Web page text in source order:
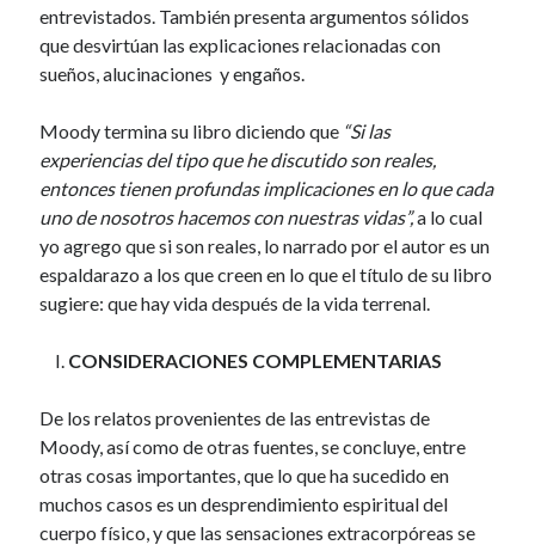
entrevistados. También presenta argumentos sólidos
que desvirtúan las explicaciones relacionadas con
sueños, alucinaciones y engaños.
Moody termina su libro diciendo que “Si las
experiencias del tipo que he discutido son reales,
entonces tienen profundas implicaciones en lo que cada
uno de nosotros hacemos con nuestras vidas”,a lo cual
yo agrego que si son reales, lo narrado por el autor es un
espaldarazo a los que creen en lo que el título de su libro
sugiere: que hay vida después de la vida terrenal.
CONSIDERACIONES COMPLEMENTARIAS
De los relatos provenientes de las entrevistas de
Moody, así como de otras fuentes, se concluye, entre
otras cosas importantes, que lo que ha sucedido en
muchos casos es un desprendimiento espiritual del
cuerpo físico, y que las sensaciones extracorpóreas se